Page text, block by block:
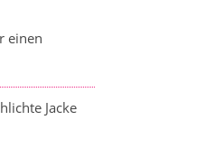
einen
Jacke